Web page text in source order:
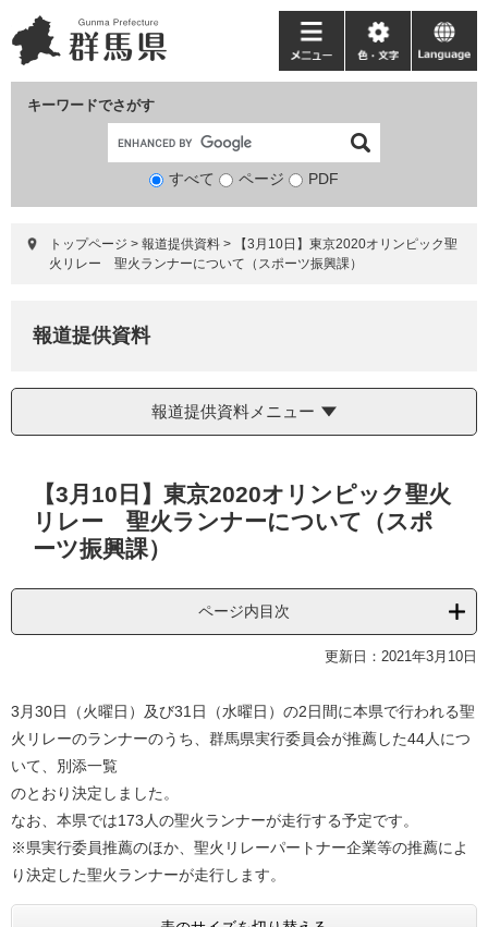
ー
ジ
ニ
ュ
て
キーワードでさがす
検
象
すべて ページ PDF
メ
ニ
ー
色・
文
language
トップページ > 報道提供資料 >
【3月10日】東京2020オリンピック聖
火リレー 聖火ランナーについて（スポーツ振興課）
報道提供資料
報道提供資料メニュー
【3月10日】東京2020オリンピック聖火
リレー 聖火ランナーについて（スポ
ーツ振興課）
ページ内目次
更新日：2021年3月10日
3月30日（火曜日）及び31日（水曜日）の2日間に本県で行われる聖
火リレーのランナーのうち、群馬県実行委員会が推薦した44人につ
いて、別添一覧
のとおり決定しました。
なお、本県では173人の聖火ランナーが走行する予定です。
※県実行委員推薦のほか、聖火リレーパートナー企業等の推薦によ
り決定した聖火ランナーが走行します。